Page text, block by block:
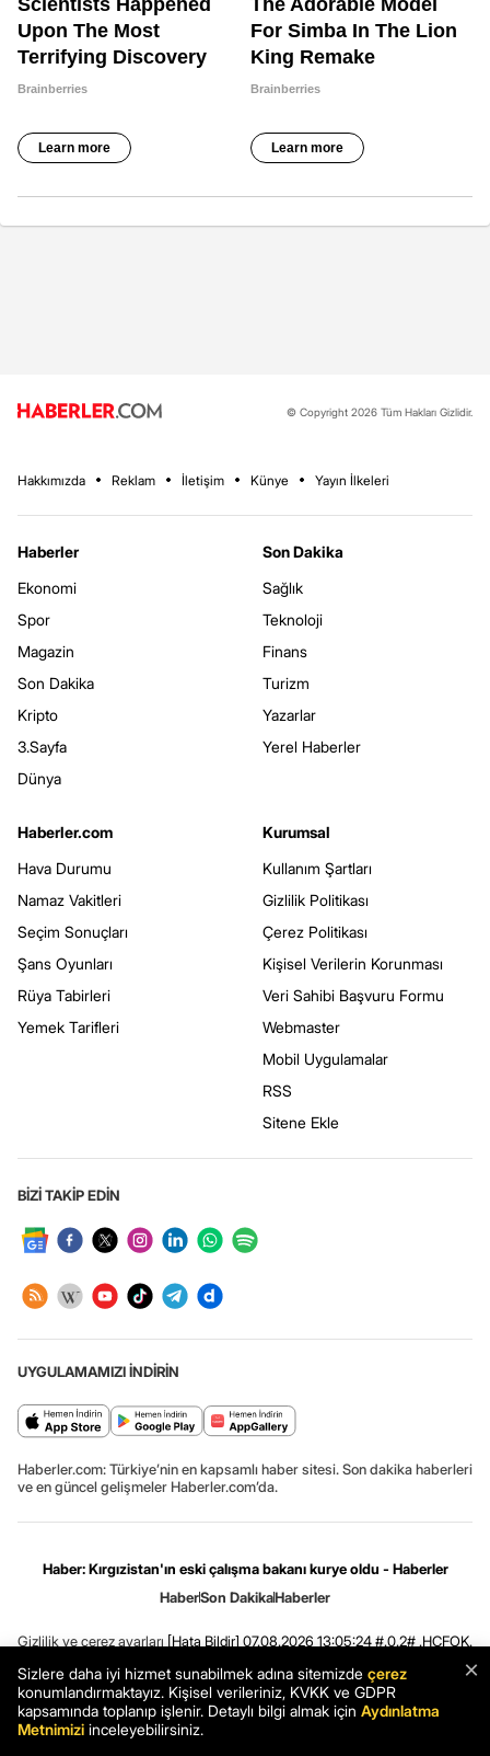
© Copyright 2026 Tüm Hakları Gizlidir.
Hakkımızda Reklam İletişim Künye Yayın İlkeleri
Haberler
Ekonomi
Spor
Magazin
Son Dakika
Kripto
3.Sayfa
Dünya
Son Dakika
Sağlık
Teknoloji
Finans
Turizm
Yazarlar
Yerel Haberler
Haberler.com
Hava Durumu
Namaz Vakitleri
Seçim Sonuçları
Şans Oyunları
Rüya Tabirleri
Yemek Tarifleri
Kurumsal
Kullanım Şartları
Gizlilik Politikası
Çerez Politikası
Kişisel Verilerin Korunması
Veri Sahibi Başvuru Formu
Webmaster
Mobil Uygulamalar
RSS
Sitene Ekle
BİZİ TAKİP EDİN
UYGULAMAMIZI İNDİRİN
Haberler.com: Türkiye’nin en kapsamlı haber sitesi. Son dakika haberleri
ve en güncel gelişmeler Haberler.com’da.
Haber: Kırgızistan'ın eski çalışma bakanı kurye oldu - Haberler
HaberSon DakikaHaberler
Gizlilik ve çerez ayarları [Hata Bildir] 07.08.2026 13:05:24 #.0.2# .HCFOK.
×
Sizlere daha iyi hizmet sunabilmek adına sitemizde çerez
konumlandırmaktayız. Kişisel verileriniz, KVKK ve GDPR
kapsamında toplanıp işlenir. Detaylı bilgi almak için Aydınlatma
Metnimizi inceleyebilirsiniz.